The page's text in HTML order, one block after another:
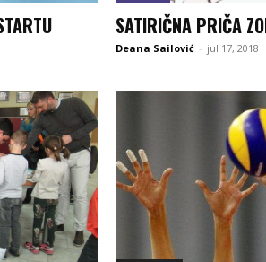
SATIRIČNA PRIČA
Deana Sailović - jul 17, 2018